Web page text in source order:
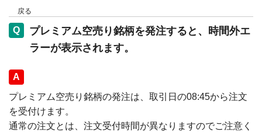
戻る
プレミアム空売り銘柄を発注すると、時間外エ
ラーが表示されます。
回答
プレミアム空売り銘柄の発注は、取引日の08:45から注文
を受付けます。
通常の注文とは、注文受付時間が異なりますのでご注意く